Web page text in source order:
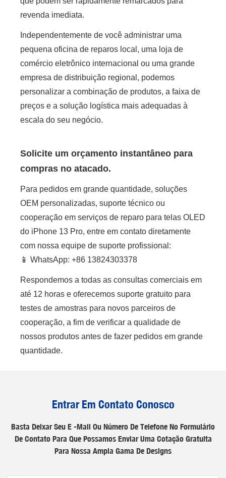
revenda imediata.
Independentemente de você administrar uma
pequena oficina de reparos local, uma loja de
comércio eletrônico internacional ou uma grande
empresa de distribuição regional, podemos
personalizar a combinação de produtos, a faixa de
preços e a solução logística mais adequadas à
escala do seu negócio.
Solicite um orçamento instantâneo para
compras no atacado.
Para pedidos em grande quantidade, soluções
OEM personalizadas, suporte técnico ou
cooperação em serviços de reparo para telas OLED
do iPhone 13 Pro, entre em contato diretamente
com nossa equipe de suporte profissional:
📱 WhatsApp: +86 13824303378
Respondemos a todas as consultas comerciais em
até 12 horas e oferecemos suporte gratuito para
testes de amostras para novos parceiros de
cooperação, a fim de verificar a qualidade de
nossos produtos antes de fazer pedidos em grande
quantidade.
Entrar Em Contato Conosco
Basta Deixar Seu E -mail Ou Número De Telefone No Formulário
De Contato Para Que Possamos Enviar Uma Cotação Gratuita
Para Nossa Ampla Gama De Designs